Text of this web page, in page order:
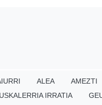
ALEA AMEZTI
IRRATIA